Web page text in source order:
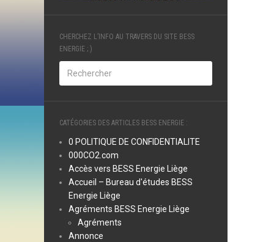
CHERCHEZ L’INFO AU TRAVERS DU SITE BESS
ENERGIE ; )
CATÉGORIES DES ARTICLES BESS ENERGIE :
0 POLITIQUE DE CONFIDENTIALITE
000CO2.com
Accès vers BESS Energie Liège
Accueil – Bureau d'études BESS
Energie Liège
Agréments BESS Energie Liège
Agréments
Annonce